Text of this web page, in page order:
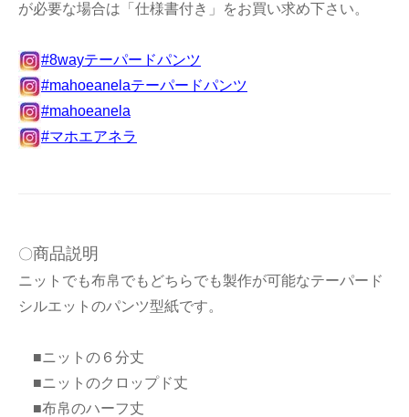
が必要な場合は「仕様書付き」をお買い求め下さい。
#8wayテーパードパンツ
#mahoeanelaテーパードパンツ
#mahoeanela
#マホエアネラ
〇商品説明
ニットでも布帛でもどちらでも製作が可能なテーパード
シルエットのパンツ型紙です。
■ニットの６分丈
■ニットのクロップド丈
■布帛のハーフ丈